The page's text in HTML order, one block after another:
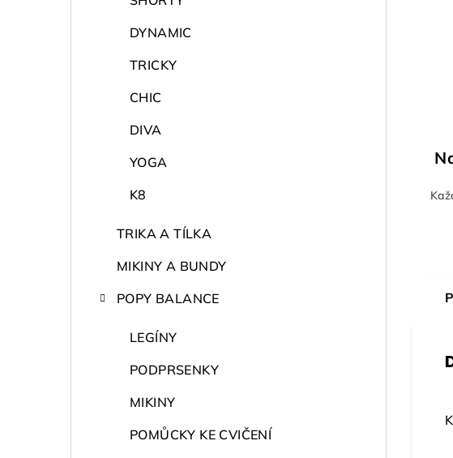
DYNAMIC
TRICKY
CHIC
DIVA
YOGA
K8
TRIKA A TÍLKA
MIKINY A BUNDY
POPY BALANCE
LEGÍNY
PODPRSENKY
MIKINY
POMŮCKY KE CVIČENÍ